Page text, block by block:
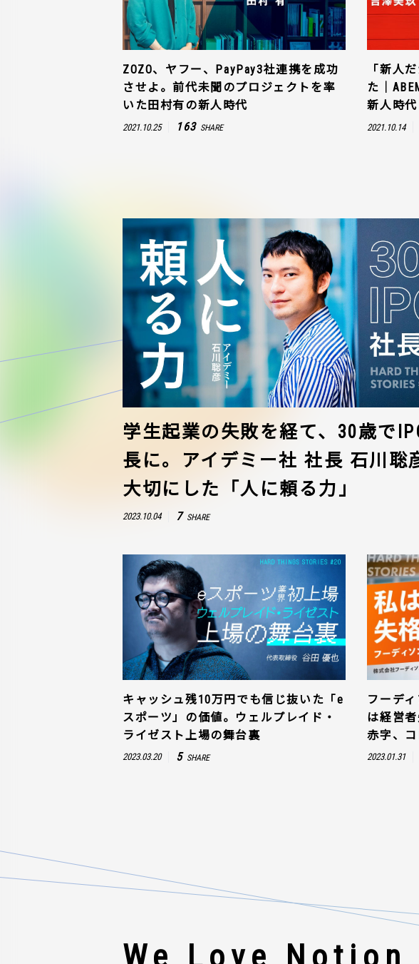
ZOZO、ヤフー、PayPay3社連携を成功
させよ。前代未聞のプロジェクトを率
いた田村有の新人時代
2021.10.25 163 SHARE
「新人
た｜
新人時代
2021.10.14
学生起業の失敗を経て、30歳で
長に。アイデミー社 社長 石川聡
大切にした「人に頼る力」
2023.10.04 7 SHARE
キャッシュ残10万円でも信じ抜いた「e
スポーツ」の価値。ウェルプレイド・
ライゼスト上場の舞台裏
2023.03.20 5 SHARE
フーデ
は経営
赤字、
2023.01.31